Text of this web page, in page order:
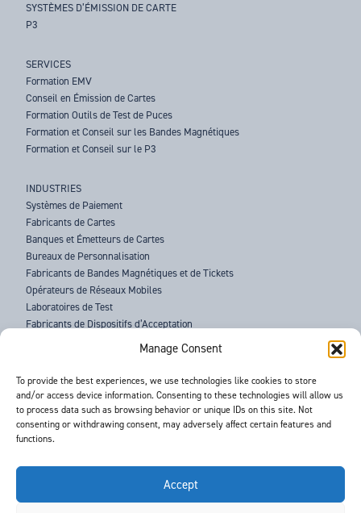
Manage Consent
To provide the best experiences, we use technologies like cookies to store
and/or access device information. Consenting to these technologies will allow us
to process data such as browsing behavior or unique IDs on this site. Not
consenting or withdrawing consent, may adversely affect certain features and
functions.
Accept
SYSTÈMES D’ÉMISSION DE CARTE
P3
SERVICES
Formation EMV
Conseil en Émission de Cartes
Formation Outils de Test de Puces
Formation et Conseil sur les Bandes Magnétiques
Formation et Conseil sur le P3
INDUSTRIES
Systèmes de Paiement
Fabricants de Cartes
Banques et Émetteurs de Cartes
Bureaux de Personnalisation
Fabricants de Bandes Magnétiques et de Tickets
Opérateurs de Réseaux Mobiles
Laboratoires de Test
Fabricants de Dispositifs d’Acceptation
À PROPOS DE BARNES
ASSISTANCE
ACTUALITÉS
ÉVÉNEMENTS
CONDITIONS GÉNÉRALES